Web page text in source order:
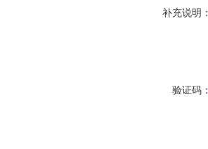
补充说明：
验证码：